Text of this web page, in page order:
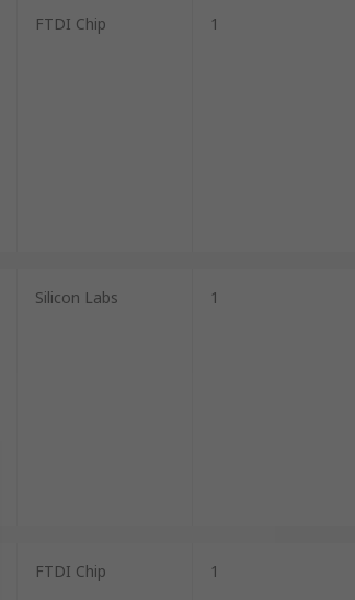
FTDI Chip 1
Silicon Labs 1
FTDI Chip 1